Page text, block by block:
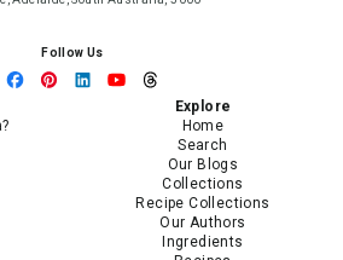
Follow Us
Explore
Home
Search
Our Blogs
Collections
Recipe Collections
Our Authors
Ingredients